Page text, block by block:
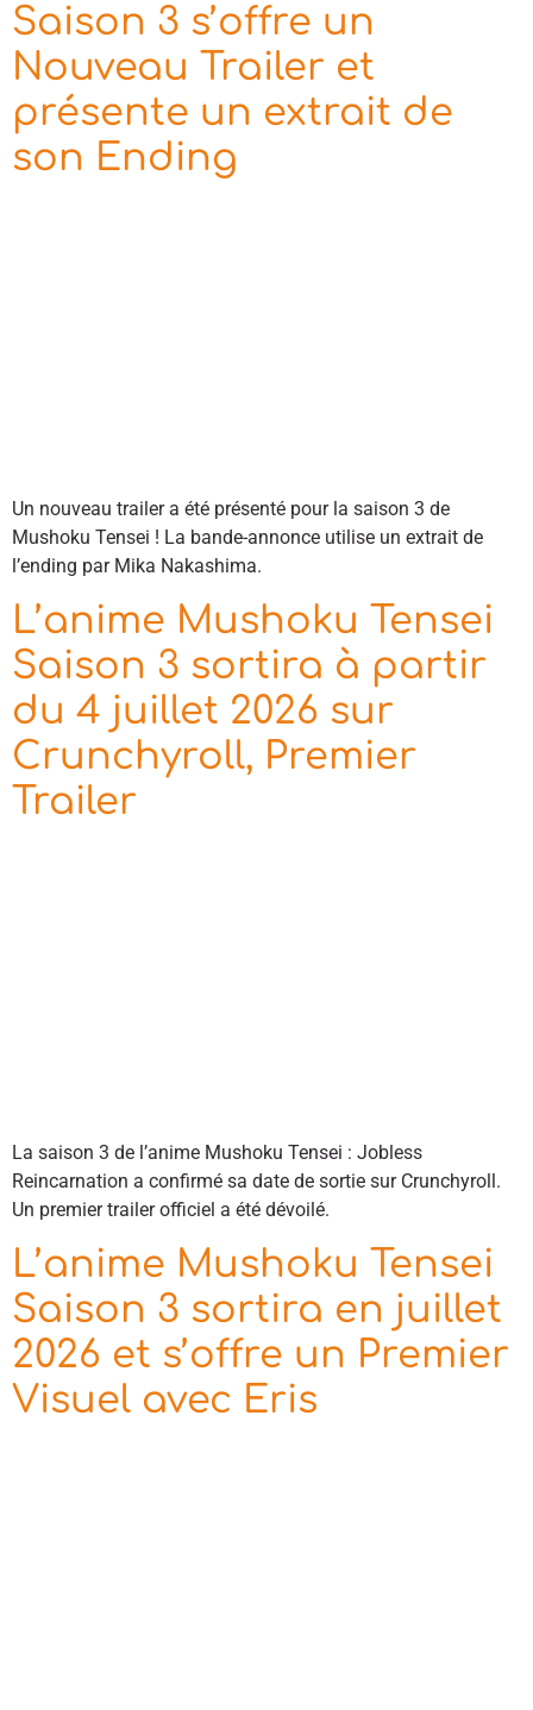
Saison 3 s’offre un
Nouveau Trailer et
présente un extrait de
son Ending
Un nouveau trailer a été présenté pour la saison 3 de
Mushoku Tensei ! La bande-annonce utilise un extrait de
l’ending par Mika Nakashima.
L’anime Mushoku Tensei
Saison 3 sortira à partir
du 4 juillet 2026 sur
Crunchyroll, Premier
Trailer
La saison 3 de l’anime Mushoku Tensei : Jobless
Reincarnation a confirmé sa date de sortie sur Crunchyroll.
Un premier trailer officiel a été dévoilé.
L’anime Mushoku Tensei
Saison 3 sortira en juillet
2026 et s’offre un Premier
Visuel avec Eris